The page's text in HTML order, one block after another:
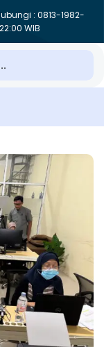
: 0813-1982-
WIB